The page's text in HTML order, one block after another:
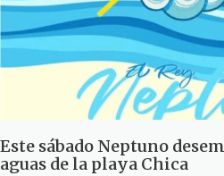
Este sábado Neptuno
aguas de la playa Chica